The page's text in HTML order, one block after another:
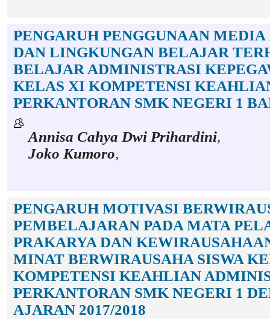
PENGARUH PENGGUNAAN
DAN LINGKUNGAN BELAJAR
BELAJAR ADMINISTRASI
KELAS XI KOMPETENSI
PERKANTORAN SMK NEGERI 1
Annisa Cahya Dwi Prihardini,
Joko Kumoro,
PENGARUH MOTIVASI
PEMBELAJARAN PADA MATA
PRAKARYA DAN
MINAT BERWIRAUSAHA SISWA
KOMPETENSI KEAHLIAN
PERKANTORAN SMK NEGERI 1
AJARAN 2017/2018